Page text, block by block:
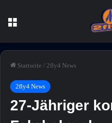
Startseite / 2fly4 News
2fly4 News
27-Jähriger